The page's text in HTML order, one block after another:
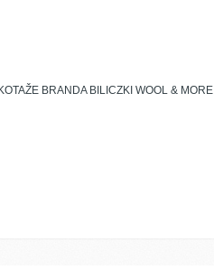
BRANDA BILICZKI WOOL & MORE